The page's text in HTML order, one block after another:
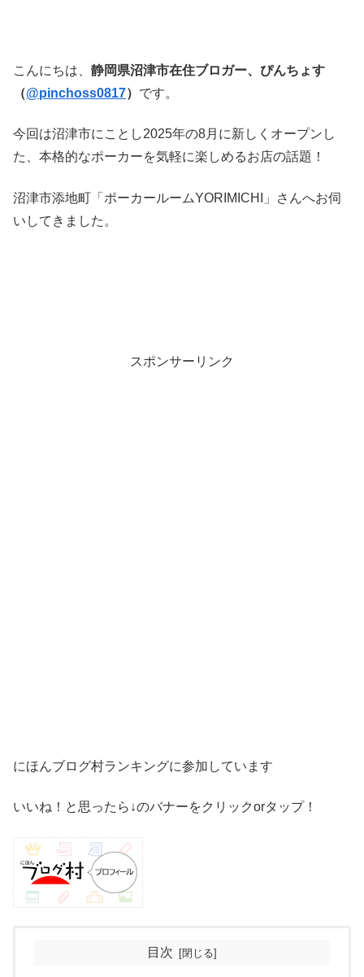
こんにちは、 静岡県沼津市在住ブロガー、ぴんちょす
（@pinchoss0817） です。
今回は沼津市にことし2025年の8月に新しくオープンし
た、本格的なポーカーを気軽に楽しめるお店の話題！
沼津市添地町「ポーカールームYORIMICHI」さんへお伺
いしてきました。
スポンサーリンク
にほんブログ村ランキングに参加しています
いいね！と思ったら↓のバナーをクリックorタップ！
目次